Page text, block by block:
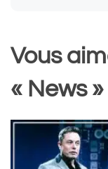
Vous
« News »